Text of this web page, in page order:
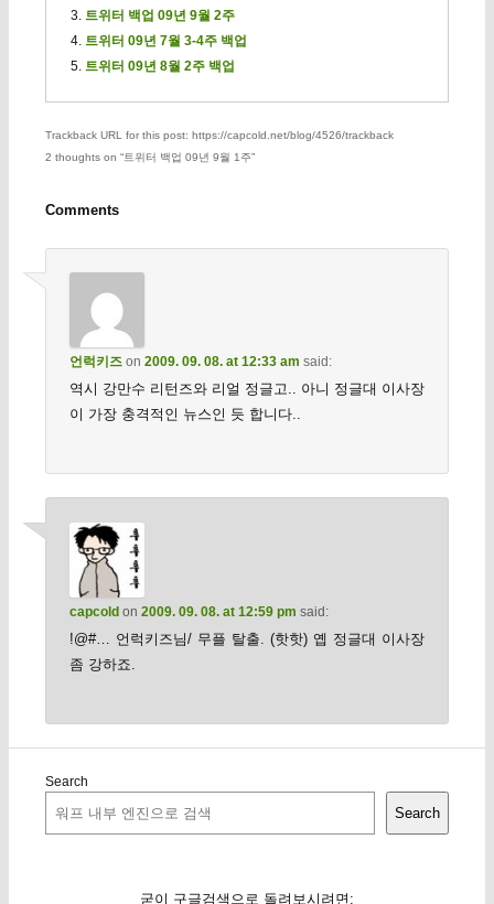
트위터 백업 09년 9월 2주
트위터 09년 7월 3-4주 백업
트위터 09년 8월 2주 백업
Trackback URL for this post: https://capcold.net/blog/4526/trackback
2 thoughts on “트위터 백업 09년 9월 1주”
Comments
언럭키즈on 2009. 09. 08. at 12:33 am said:
역시 강만수 리턴즈와 리얼 정글고.. 아니 정글대 이사장
이 가장 충격적인 뉴스인 듯 합니다..
capcoldon 2009. 09. 08. at 12:59 pm said:
!@#… 언럭키즈님/ 무플 탈출. (핫핫) 옙 정글대 이사장
좀 강하죠.
Search
Search
굳이 구글검색으로 돌려보시려면: